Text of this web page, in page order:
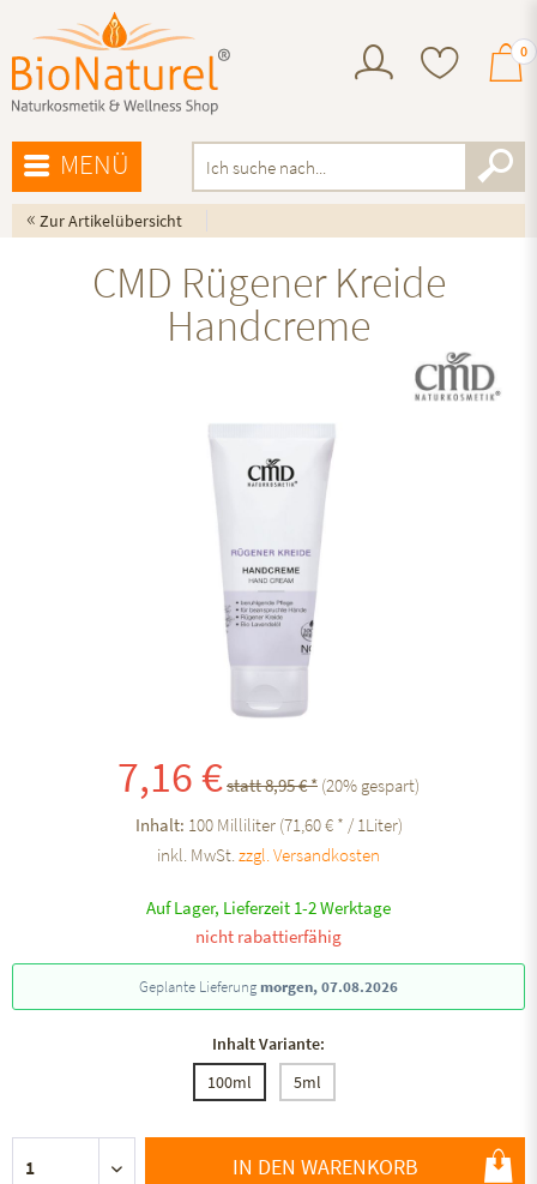
0
MENÜ
« Zur Artikelübersicht
CMD Rügener Kreide
Handcreme
7,16 €statt 8,95 € * (20% gespart)
Inhalt: 100 Milliliter (71,60 € * / 1Liter)
inkl. MwSt.zzgl. Versandkosten
Auf Lager, Lieferzeit 1-2 Werktage
nicht rabattierfähig
Geplante Lieferungmorgen, 07.08.2026
Inhalt Variante:
100ml
5ml
IN DEN WARENKORB